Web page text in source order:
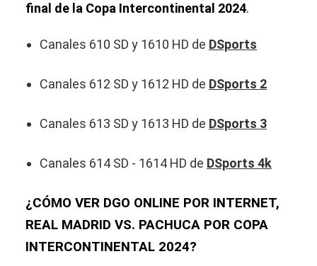
final de la Copa Intercontinental 2024.
Canales 610 SD y 1610 HD de DSports
Canales 612 SD y 1612 HD de DSports 2
Canales 613 SD y 1613 HD de DSports 3
Canales 614 SD - 1614 HD de DSports 4k
¿CÓMO VER DGO ONLINE POR INTERNET,
REAL MADRID VS. PACHUCA POR COPA
INTERCONTINENTAL 2024?